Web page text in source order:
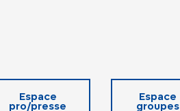
Espace
pro/presse
Espace
groupes